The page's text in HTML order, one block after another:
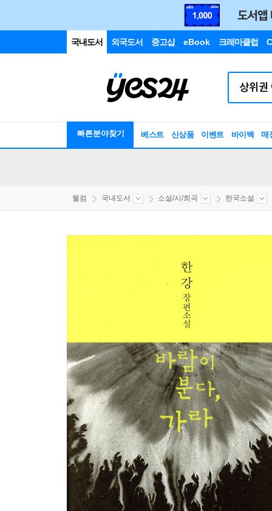
국내도서 외국도서 중고샵 eBook 크레마클럽
빠른분야찾기 베스트 신상품 이벤트 바이백 매
웰컴 국내도서 소설/시/희곡 한국소설